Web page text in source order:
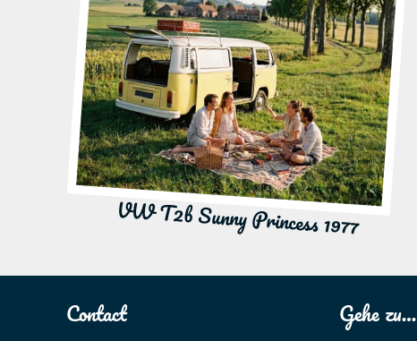
VW T2b Sunny Princess 1977
Contact Gehe zu…